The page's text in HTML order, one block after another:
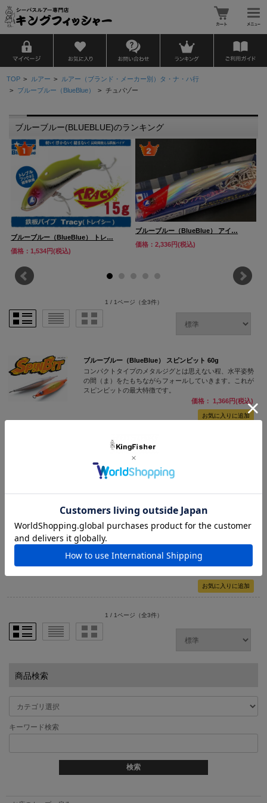
TOP > ルアー > ルアー（ブランド・メーカー別）タ・ナ・ハ行
> ブルーブルー（BlueBlue） > チュパゾー
ブルーブルー(BLUEBLUE)のランキング
ブルーブルー（BlueBlue） トレ…
価格：1,534円(税込)
ブルーブルー（BlueBlue） アイ…
価格：2,336円(税込)
1 / 1ページ （全3件）
ブルーブルー（BlueBlue） スピンビット 60g
コンパクトタイプのメタルジグとは思えない程、水平姿勢
の間（ま）をたもちながらフォールしていきます。これが
スピンビットの最大特徴です。
価格： 1,366円(税込)
ブルーブルー（BlueBlue） ミニゾー45 45mm/3g
強烈な水押しで魚を引き寄せる
NEW
ブルーブルー（BlueBlue） チュパゾー60 60mm/7g
圧倒的な水押しで魅せるペンシルベイトの新定番
価格： 1,584円(税込)
1 / 1ページ （全3件）
商品検索
キーワード検索